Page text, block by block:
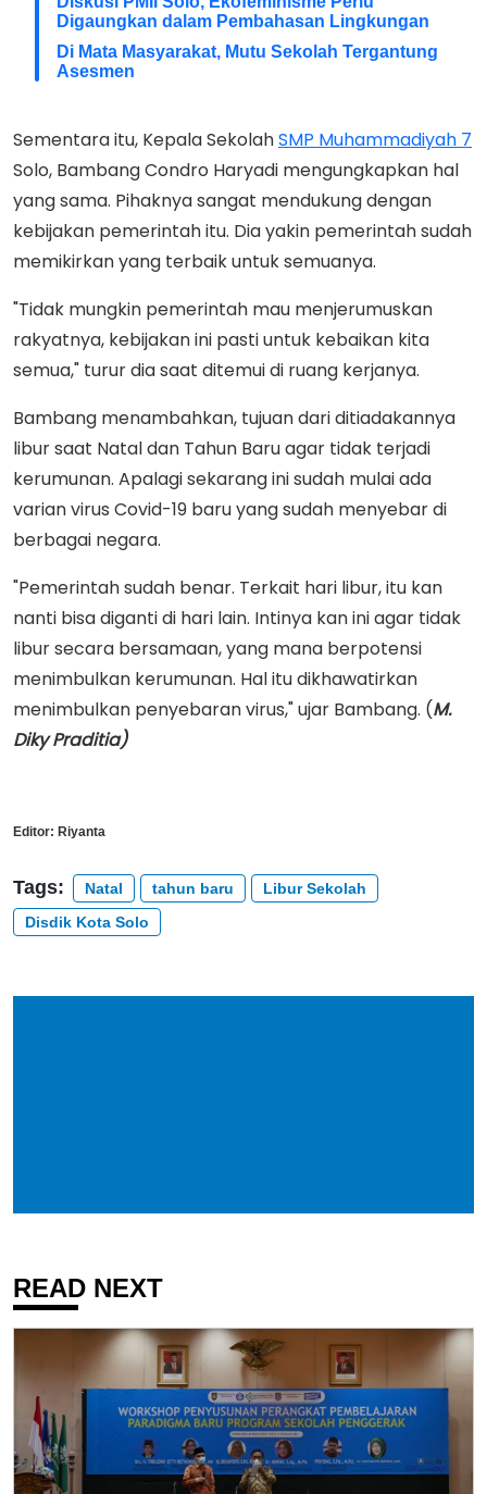
Digaungkan dalam Pembahasan Lingkungan
Di Mata Masyarakat, Mutu Sekolah Tergantung
Asesmen
Sementara itu, Kepala SekolahSMP Muhammadiyah 7
Solo, Bambang Condro Haryadi mengungkapkan hal
yang sama. Pihaknya sangat mendukung dengan
kebijakan pemerintah itu. Dia yakin pemerintah sudah
memikirkan yang terbaik untuk semuanya.
"Tidak mungkin pemerintah mau menjerumuskan
rakyatnya, kebijakan ini pasti untuk kebaikan kita
semua," turur dia saat ditemui di ruang kerjanya.
Bambang menambahkan, tujuan dari ditiadakannya
libur saat Natal dan Tahun Baru agar tidak terjadi
kerumunan. Apalagi sekarang ini sudah mulai ada
varian virus Covid-19 baru yang sudah menyebar di
berbagai negara.
"Pemerintah sudah benar. Terkait hari libur, itu kan
nanti bisa diganti di hari lain. Intinya kan ini agar tidak
libur secara bersamaan, yang mana berpotensi
menimbulkan kerumunan. Hal itu dikhawatirkan
menimbulkan penyebaran virus," ujar Bambang. (M.
Diky Praditia)
Editor: Riyanta
Tags: Natal tahun baru
Libur Sekolah
Disdik Kota Solo
READ NEXT